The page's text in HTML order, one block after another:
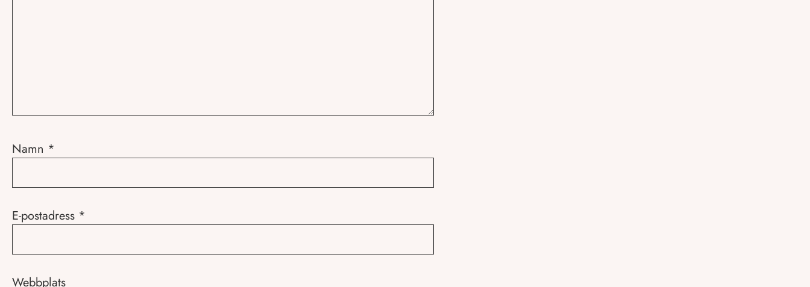
Namn *
E-postadress *
Webbplats